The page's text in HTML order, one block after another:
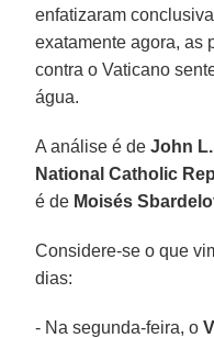
enfatizaram
exatamente agora, as
contra o Vaticano
água.
A análise é deJohn
National Catholic
é de Moisés
Considere-se o que
dias:
- Na segunda-feira, o